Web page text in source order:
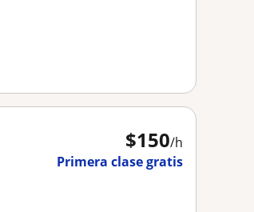
$150/h
Primera clase gratis